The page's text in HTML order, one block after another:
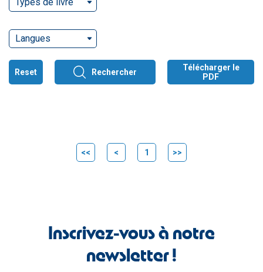
Langues
Reset Rechercher
Télécharger le
PDF
<< < 1 >>
Inscrivez-vous à notre
newsletter !